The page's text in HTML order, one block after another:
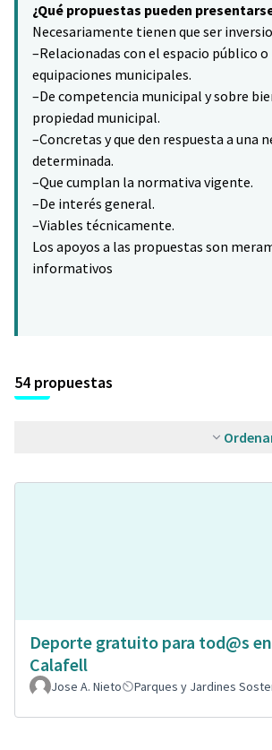
−
¿Qué propuestas pueden
Necesariamente tienen que ser
–Relacionadas con el espacio público
equipaciones municipales.
–De competencia municipal y sobre
propiedad municipal.
–Concretas y que den respuesta a una
determinada.
–Que cumplan la normativa vigente.
–De interés general.
–Viables técnicamente.
Los apoyos a las propuestas son
informativos
54 propuestas
Deporte gratuito para tod@s en
Calafell
Jose A. Nieto Parques y Jardines